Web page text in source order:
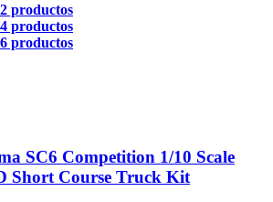
productos
productos
productos
SC6 Competition 1/10 Scale
Short Course Truck Kit